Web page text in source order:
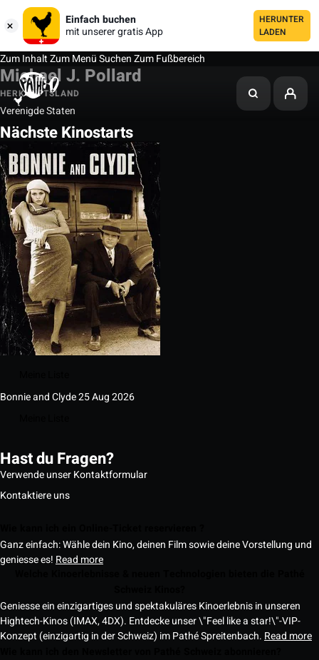
Einfach buchen
mit unserer gratis App
HERUNTER
LADEN
Zum InhaltZum MenüSuchenZum Fußbereich
Michael J. Pollard
HERKUNFTSLAND
Verenigde Staten
Nächste Kinostarts
Bonnie and Clyde25 Aug 2026
Hast du Fragen?
Verwende unser Kontaktformular
Kontaktiere uns
Ganz einfach: Wähle dein Kino, deinen Film sowie deine Vorstellung und
geniesse es! Read more
Geniesse ein einzigartiges und spektakuläres Kinoerlebnis in unseren
Hightech-Kinos (IMAX, 4DX). Entdecke unser \"Feel like a star!\"-VIP-
Konzept (einzigartig in der Schweiz) im Pathé Spreitenbach. Read more